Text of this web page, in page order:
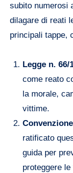
subito numerosi
dilagare di reati
principali tappe,
Legge n. 66/
come reato
la morale,
vittime.
ratificato
guida per
proteggere